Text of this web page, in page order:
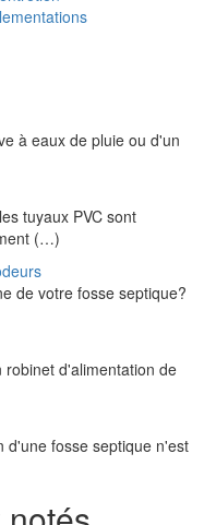
à eaux de pluie ou d'un
tuyaux PVC sont
(…)
de votre fosse septique?
d'alimentation de
d'une fosse septique n'est